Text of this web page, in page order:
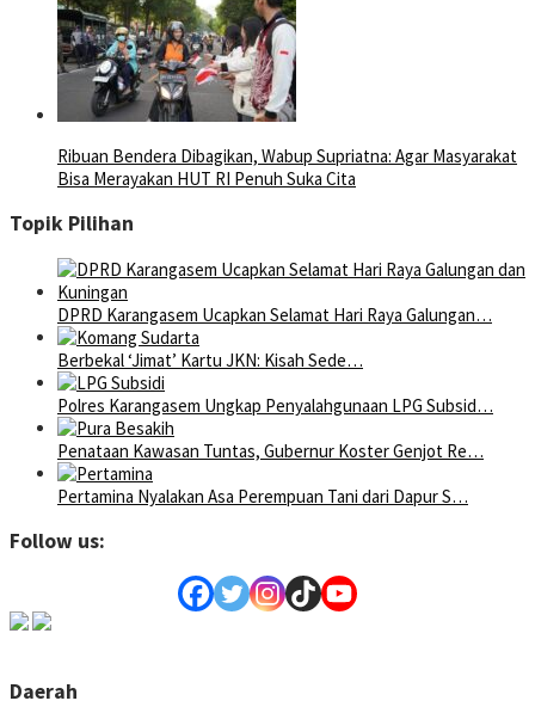
Ribuan Bendera Dibagikan, Wabup Supriatna: Agar Masyarakat
Bisa Merayakan HUT RI Penuh Suka Cita
Topik Pilihan
DPRD Karangasem Ucapkan Selamat Hari Raya Galungan…
Berbekal ‘Jimat’ Kartu JKN: Kisah Sede…
Polres Karangasem Ungkap Penyalahgunaan LPG Subsid…
Penataan Kawasan Tuntas, Gubernur Koster Genjot Re…
Pertamina Nyalakan Asa Perempuan Tani dari Dapur S…
Follow us:
Daerah